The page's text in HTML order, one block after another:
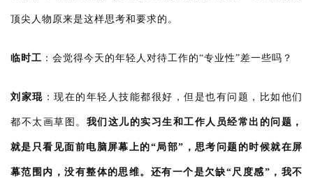
建
专
速
工
顶尖人物原来是这样思考和要求的。
临时工 ： 会觉得今天的年轻人对待工作的“专业性”差一些吗？
刘家琨 ： 现在的年轻人技能都很好，但是也有问题，比如他们
都不太画草图。 我们这儿的实习生和工作人员经常出的问题，
就是只看见面前电脑屏幕上的“局部”，思考问题的时候就在屏
幕范围内，没有整体的思维。还有一个是欠缺“尺度感”，我不